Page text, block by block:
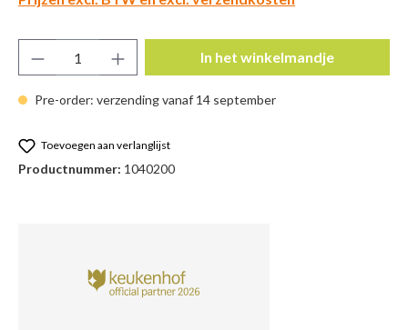
Pre-order: verzending vanaf 14 september
Producthoeveelheid: Voer de gewenste
In het winkelmandje
Toevoegen aan verlanglijst
Productnummer: 1040200